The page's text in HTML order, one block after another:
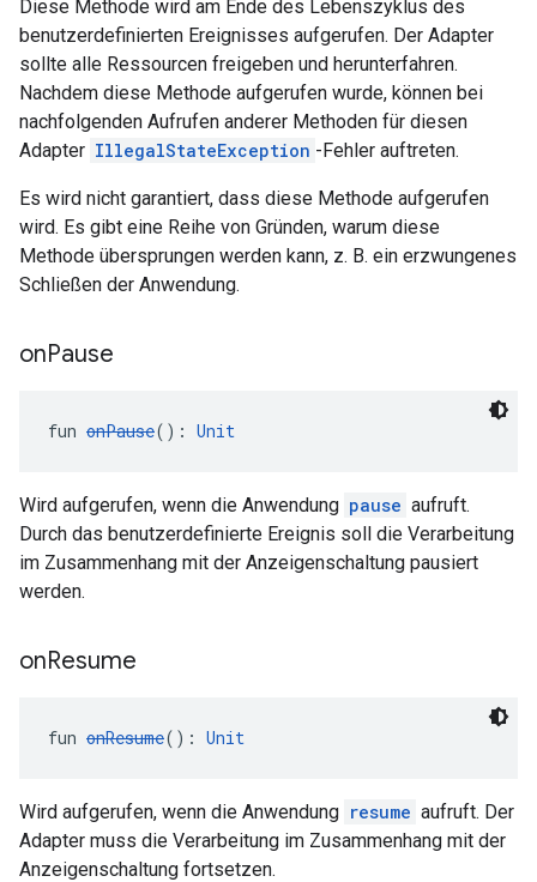
Diese Methode wird am Ende des Lebenszyklus des
benutzerdefinierten Ereignisses aufgerufen. Der Adapter
sollte alle Ressourcen freigeben und herunterfahren.
Nachdem diese Methode aufgerufen wurde, können bei
nachfolgenden Aufrufen anderer Methoden für diesen
Adapter IllegalStateException -Fehler auftreten.
Es wird nicht garantiert, dass diese Methode aufgerufen
wird. Es gibt eine Reihe von Gründen, warum diese
Methode übersprungen werden kann, z. B. ein erzwungenes
Schließen der Anwendung.
onPause
fun onPause(): Unit
Wird aufgerufen, wenn die Anwendung pause aufruft.
Durch das benutzerdefinierte Ereignis soll die Verarbeitung
im Zusammenhang mit der Anzeigenschaltung pausiert
werden.
onResume
fun onResume(): Unit
Wird aufgerufen, wenn die Anwendung resume aufruft. Der
Adapter muss die Verarbeitung im Zusammenhang mit der
Anzeigenschaltung fortsetzen.